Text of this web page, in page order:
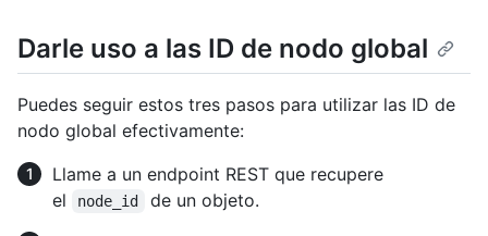
Darle uso a las ID de nodo global
Puedes seguir estos tres pasos para utilizar las ID de
nodo global efectivamente:
Llame a un endpoint REST que recupere
el
node_id
de un objeto.